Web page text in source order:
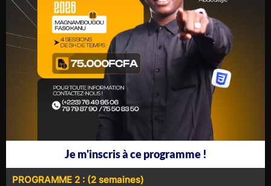
Je m'inscris à ce programme !
PROGRAMME 2 : (2 semaines)